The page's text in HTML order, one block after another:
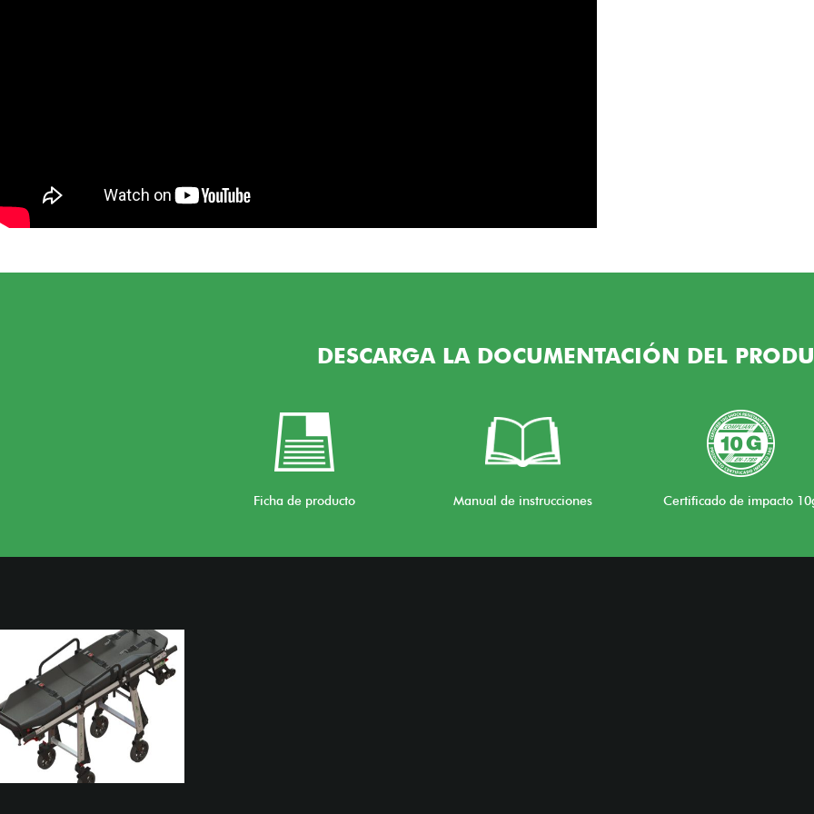
DESCARGA LA DOCUMENTACIÓN DEL
Ficha de producto Manual de instrucciones Certificado de impacto